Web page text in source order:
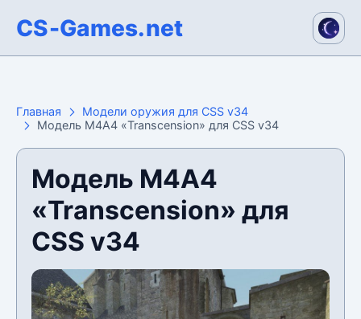
CS-Games.net
Главная
Модели оружия для CSS v34
Модель М4А4 «Transcension» для CSS v34
Модель М4А4
«Transcension» для
CSS v34